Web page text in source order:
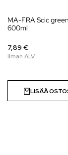
MA-FRA Scic
600ml
7,89 €
LISÄÄ